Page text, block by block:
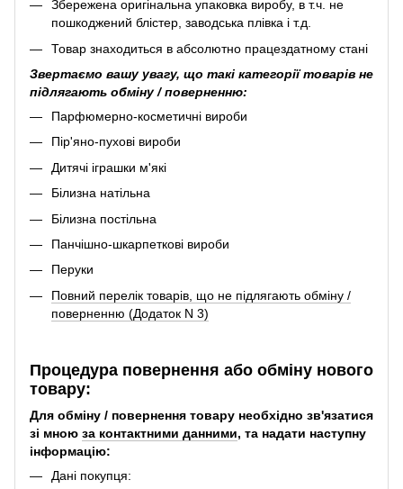
Збережена оригінальна упаковка виробу, в т.ч. не
пошкоджений блістер, заводська плівка і т.д.
Товар знаходиться в абсолютно працездатному стані
Звертаємо вашу увагу, що такі категорії товарів не
підлягають обміну / поверненню:
Парфюмерно-косметичні вироби
Пір'яно-пухові вироби
Дитячі іграшки м'які
Білизна натільна
Білизна постільна
Панчішно-шкарпеткові вироби
Перуки
Повний перелік товарів, що не підлягають обміну /
поверненню (Додаток N 3)
Процедура повернення або обміну нового
товару:
Для обміну / повернення товару необхідно зв'язатися
зі мною за контактними данними, та надати наступну
інформацію:
Дані покупця: